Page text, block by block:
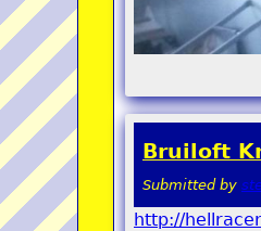
Bruiloft
Submitted by
http://